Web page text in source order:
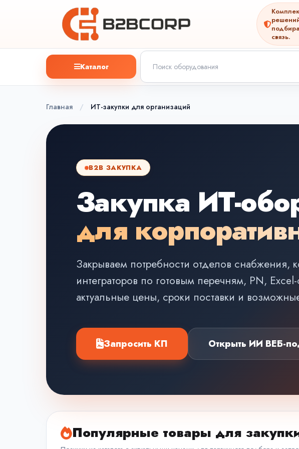
связь.
Каталог
Главная / ИТ-закупки для организаций
B2B ЗАКУПКА
Закупка ИТ-
для
Закрываем потребности отделов снабжения,
интеграторов по готовым перечням, PN,
актуальные цены, сроки поставки и
Запросить КП Открыть ИИ ВЕБ-
Популярные товары для